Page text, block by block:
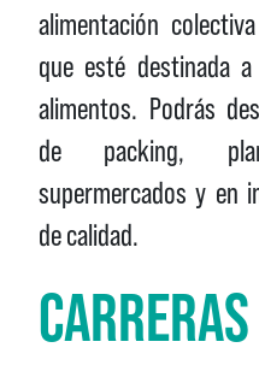
alimentación
que esté destinada
alimentos. Podrás
de packing,
supermercados y en
de calidad.